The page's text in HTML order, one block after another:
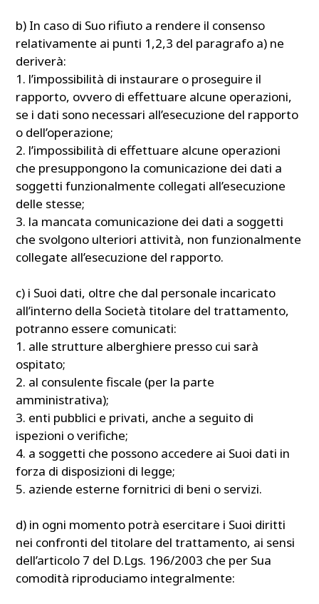
b) In caso di Suo rifiuto a rendere il consenso
relativamente ai punti 1,2,3 del paragrafo a) ne
deriverà:
1. l’impossibilità di instaurare o proseguire il
rapporto, ovvero di effettuare alcune operazioni,
se i dati sono necessari all’esecuzione del rapporto
o dell’operazione;
2. l’impossibilità di effettuare alcune operazioni
che presuppongono la comunicazione dei dati a
soggetti funzionalmente collegati all’esecuzione
delle stesse;
3. la mancata comunicazione dei dati a soggetti
che svolgono ulteriori attività, non funzionalmente
collegate all’esecuzione del rapporto.
c) i Suoi dati, oltre che dal personale incaricato
all’interno della Società titolare del trattamento,
potranno essere comunicati:
1. alle strutture alberghiere presso cui sarà
ospitato;
2. al consulente fiscale (per la parte
amministrativa);
3. enti pubblici e privati, anche a seguito di
ispezioni o verifiche;
4. a soggetti che possono accedere ai Suoi dati in
forza di disposizioni di legge;
5. aziende esterne fornitrici di beni o servizi.
d) in ogni momento potrà esercitare i Suoi diritti
nei confronti del titolare del trattamento, ai sensi
dell’articolo 7 del D.Lgs. 196/2003 che per Sua
comodità riproduciamo integralmente: